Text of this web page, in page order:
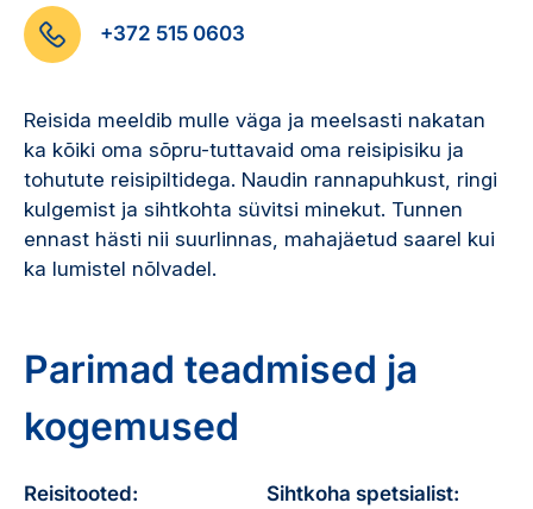
+372 515 0603
Reisida meeldib mulle väga ja meelsasti nakatan
ka kõiki oma sõpru-tuttavaid oma reisipisiku ja
tohutute reisipiltidega. Naudin rannapuhkust, ringi
kulgemist ja sihtkohta süvitsi minekut. Tunnen
ennast hästi nii suurlinnas, mahajäetud saarel kui
ka lumistel nõlvadel.
Parimad teadmised ja
kogemused
Reisitooted:
Sihtkoha spetsialist: